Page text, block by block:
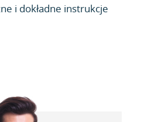
i dokładne instrukcje